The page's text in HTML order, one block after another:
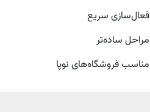
فعال‌سازی سریع
مراحل ساده‌تر
مناسب فروشگاه‌های نوپا